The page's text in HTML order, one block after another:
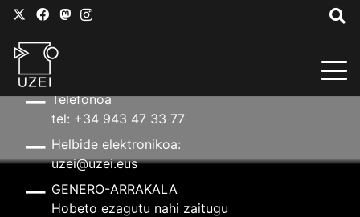
Helbidea
Telefonoa
tel: +34 943 47 33 77
Helbide elektronikoa:
uzei@uzei.eus
GENERO-ARRAKALA
Hobeto ezagutu nahi zaitugu